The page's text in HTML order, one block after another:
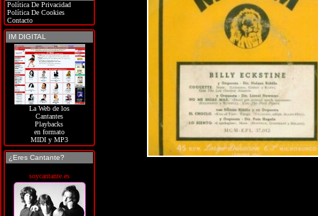
Política De Privacidad
Política De Cookies
Contacto
IM DIGITAL
La Web de los
Cantantes
Playbacks
en formato
MIDI y MP3
¿Eres Cantante?
soycantante.es